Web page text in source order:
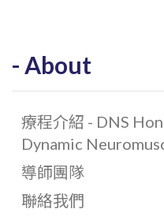
About
療程介紹 - DNS
Dynamic
導師團隊
聯絡我們